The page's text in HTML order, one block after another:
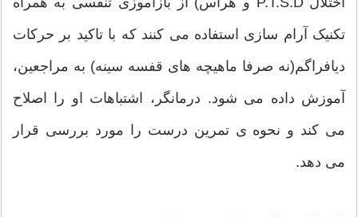
تکنیک آرام سازی استفاده می کنند که با تاکید بر حرکات
دیافراگم(نه صرفا ماهیچه های قفسه سینه) به مراجعین،
آموزش داده می شود. درمانگر، اشتباهات او را اصلاح
می کند و نحوه ی تمرین درست را مورد بررسی قرار
می دهد.